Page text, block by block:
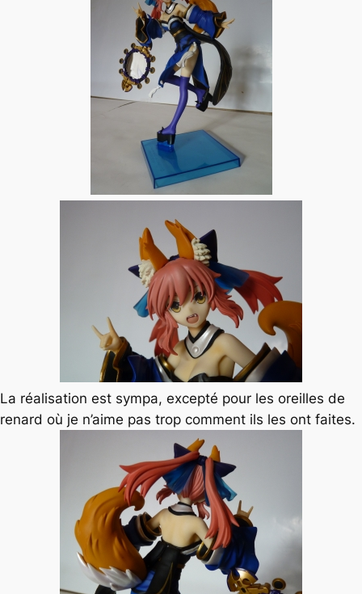
La réalisation est sympa, excepté pour les oreilles de
renard où je n’aime pas trop comment ils les ont faites.